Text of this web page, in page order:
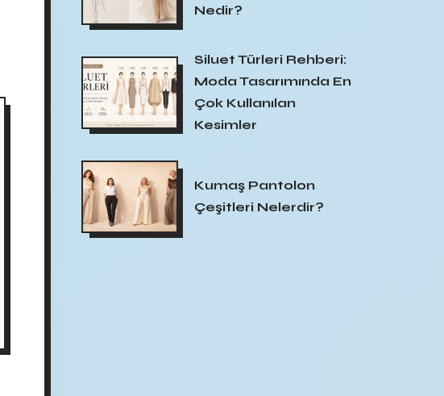
Nedir?
Siluet Türleri Rehberi:
Moda Tasarımında En
Çok Kullanılan
Kesimler
Kumaş Pantolon
Çeşitleri Nelerdir?